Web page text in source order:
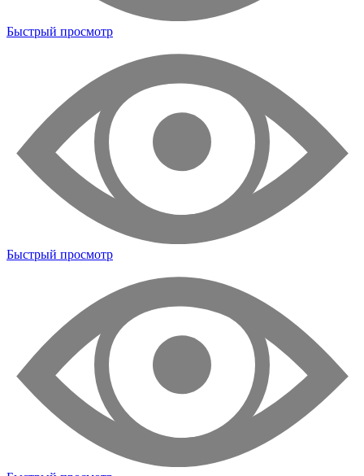
Быстрый просмотр
Быстрый просмотр